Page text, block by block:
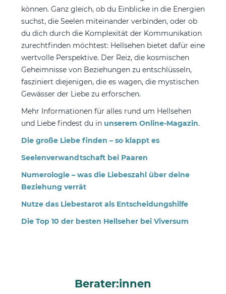
können. Ganz gleich, ob du Einblicke in die Energien
suchst, die Seelen miteinander verbinden, oder ob
du dich durch die Komplexität der Kommunikation
zurechtfinden möchtest: Hellsehen bietet dafür eine
wertvolle Perspektive. Der Reiz, die kosmischen
Geheimnisse von Beziehungen zu entschlüsseln,
fasziniert diejenigen, die es wagen, die mystischen
Gewässer der Liebe zu erforschen.
Mehr Informationen für alles rund um Hellsehen
und Liebe findest du in unserem Online-Magazin.
Die große Liebe finden – so klappt es
Seelenverwandtschaft bei Paaren
Numerologie – was die Liebeszahl über deine
Beziehung verrät
Nutze das Liebestarot als Entscheidungshilfe
Die Top 10 der besten Hellseher bei Viversum
Berater:innen